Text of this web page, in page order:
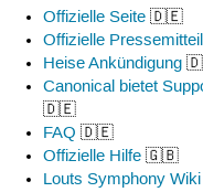
Offizielle Seite 🇩🇪
Offizielle
Heise Ankündigung
Canonical bietet
🇩🇪
FAQ 🇩🇪
Offizielle Hilfe 🇬🇧
Louts Symphony Wiki